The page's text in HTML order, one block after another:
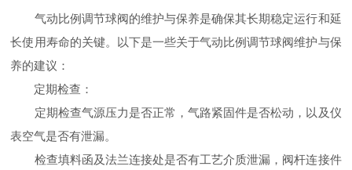
气动比例调节球阀的维护与保养是确保其长期稳定运行和延
长使用寿命的关键。以下是一些关于气动比例调节球阀维护与保
养的建议：
定期检查：
定期检查气源压力是否正常，气路紧固件是否松动，以及仪
表空气是否有泄漏。
检查填料函及法兰连接处是否有工艺介质泄漏，阀杆连接件